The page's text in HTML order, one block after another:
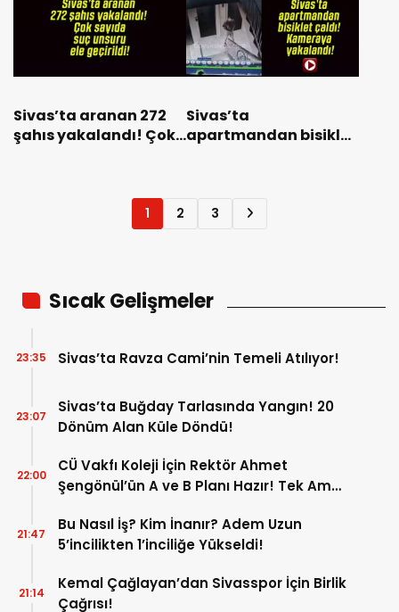
Sivas’ta aranan 272
şahıs yakalandı! Çok
Sivas’ta
apartmandan bisiklet
1 2 3
Sıcak Gelişmeler
Sivas’ta Ravza Cami’nin Temeli Atılıyor!
23:35
Sivas’ta Buğday Tarlasında Yangın! 20
Dönüm Alan Küle Döndü!
23:07
CÜ Vakfı Koleji İçin Rektör Ahmet
Şengönül’ün A ve B Planı Hazır! Tek Amaç
22:00
Bu Nasıl İş? Kim İnanır? Adem Uzun
5’incilikten 1’inciliğe Yükseldi!
21:47
Kemal Çağlayan’dan Sivasspor İçin Birlik
Çağrısı!
21:14